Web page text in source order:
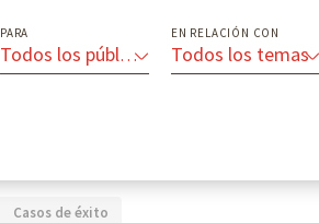
PARA
Todos los públicos
EN RELACIÓN CON
Todos los temas
Casos de éxito